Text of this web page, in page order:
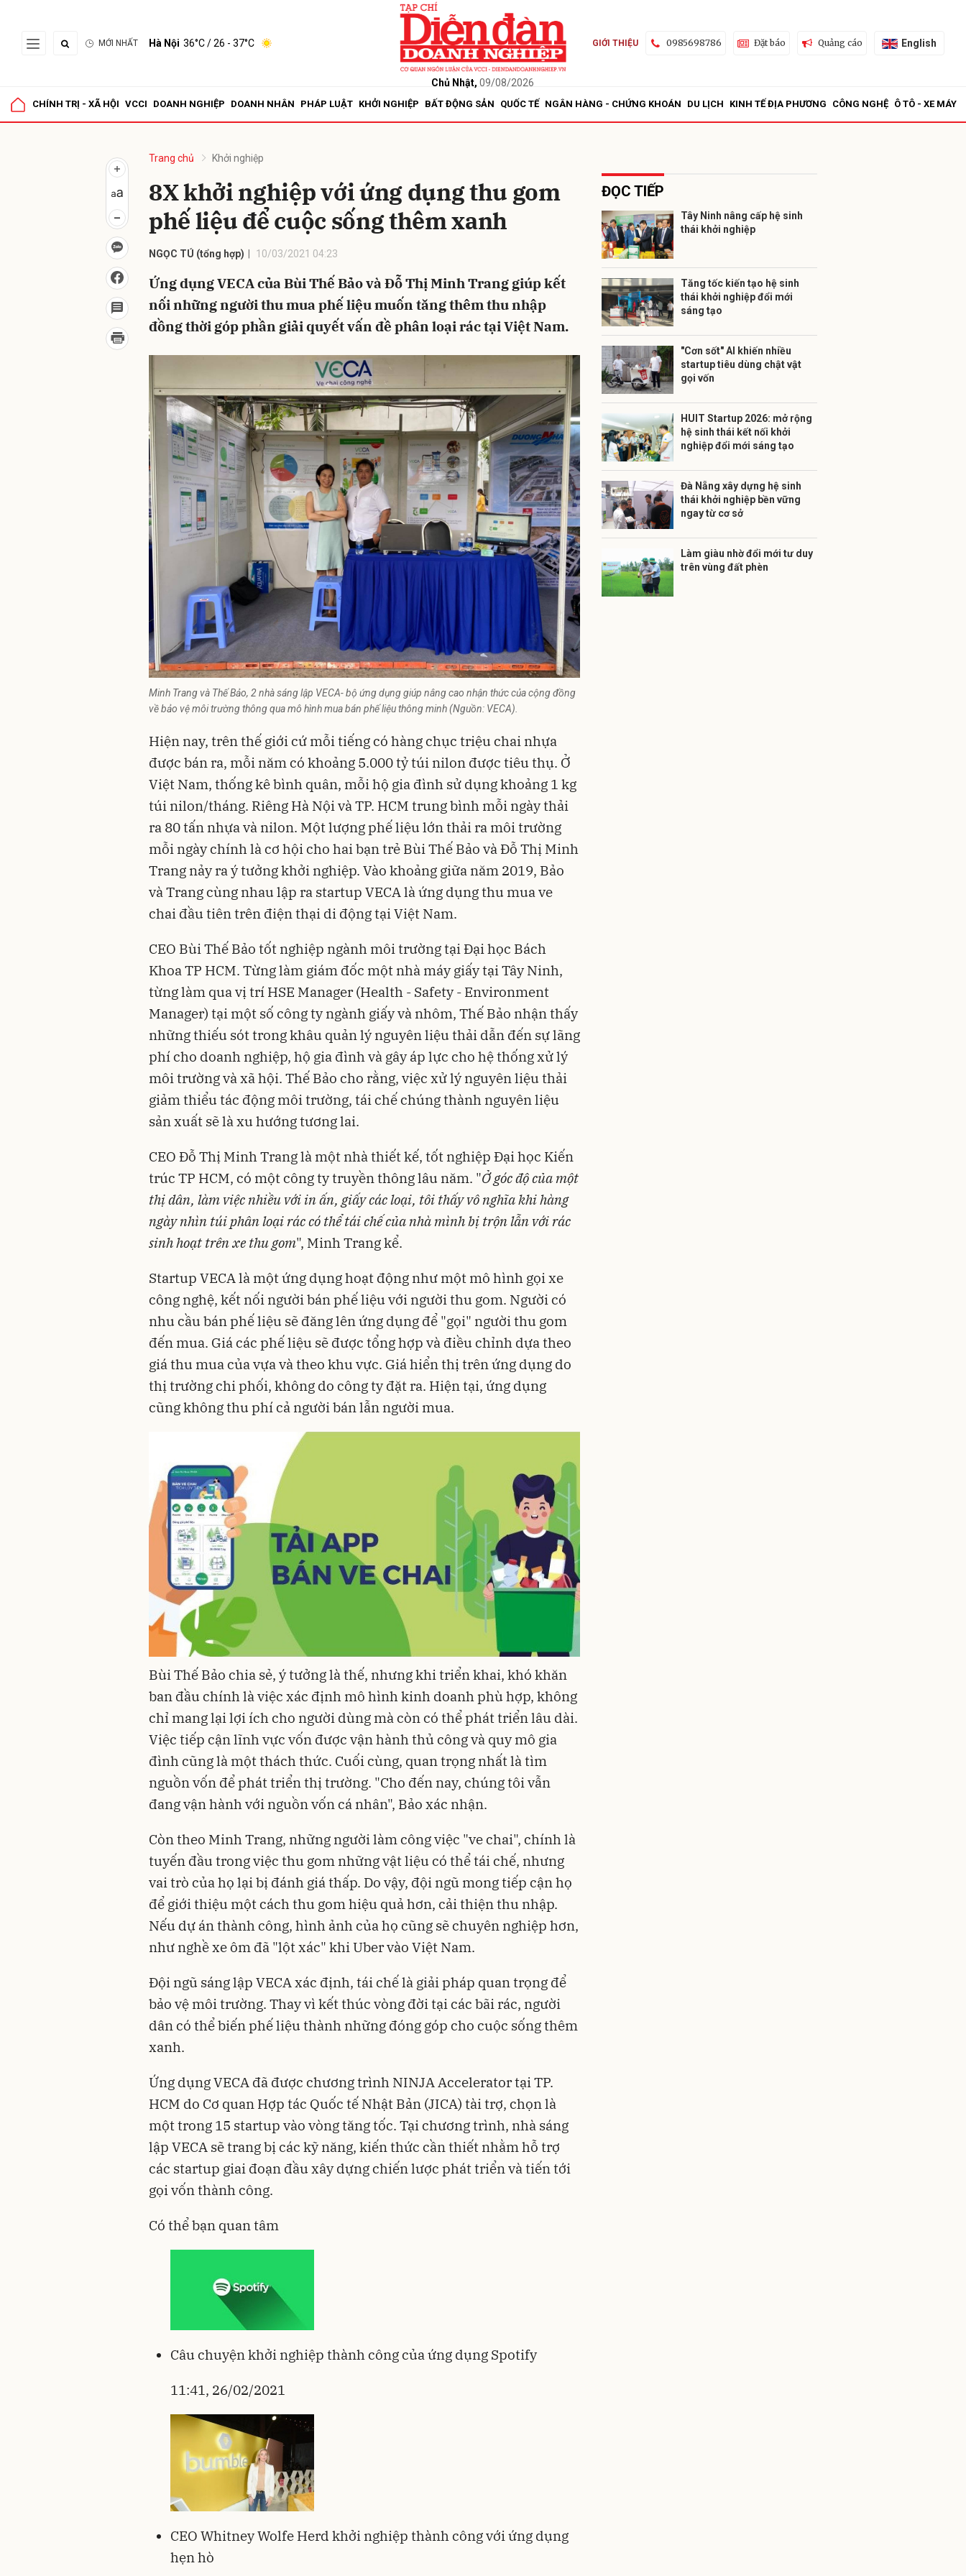
MỚI NHẤT Hà Nội 36°C/ 26 - 37°C
Chủ Nhật, 09/08/2026
GIỚI THIỆU 0985698786 Đặt báo Quảng cáo English
CHÍNH TRỊ - XÃ HỘI VCCI DOANH NGHIỆP DOANH NHÂN PHÁP LUẬT KHỞI NGHIỆP BẤT ĐỘNG SẢN QUỐC TẾ NGÂN HÀNG - CHỨNG KHOÁN DU LỊCH KINH TẾ ĐỊA PHƯƠNG CÔNG NGHỆ Ô TÔ - XE MÁY
Trang chủ Khởi nghiệp
8X khởi nghiệp với ứng dụng thu gom
phế liệu để cuộc sống thêm xanh
NGỌC TÚ (tổng hợp) 10/03/2021 04:23
Ứng dụng VECA của Bùi Thế Bảo và Đỗ Thị Minh Trang giúp kết
nối những người thu mua phế liệu muốn tăng thêm thu nhập
đồng thời góp phần giải quyết vấn đề phân loại rác tại Việt Nam.
Minh Trang và Thế Bảo, 2 nhà sáng lập VECA- bộ ứng dụng giúp nâng cao nhận thức của cộng đồng
về bảo vệ môi trường thông qua mô hình mua bán phế liệu thông minh (Nguồn: VECA).
Hiện nay, trên thế giới cứ mỗi tiếng có hàng chục triệu chai nhựa
được bán ra, mỗi năm có khoảng 5.000 tỷ túi nilon được tiêu thụ. Ở
Việt Nam, thống kê bình quân, mỗi hộ gia đình sử dụng khoảng 1 kg
túi nilon/tháng. Riêng Hà Nội và TP. HCM trung bình mỗi ngày thải
ra 80 tấn nhựa và nilon. Một lượng phế liệu lớn thải ra môi trường
mỗi ngày chính là cơ hội cho hai bạn trẻ Bùi Thế Bảo và Đỗ Thị Minh
Trang nảy ra ý tưởng khởi nghiệp. Vào khoảng giữa năm 2019, Bảo
và Trang cùng nhau lập ra startup VECA là ứng dụng thu mua ve
chai đầu tiên trên điện thại di động tại Việt Nam.
CEO Bùi Thế Bảo tốt nghiệp ngành môi trường tại Đại học Bách
Khoa TP HCM. Từng làm giám đốc một nhà máy giấy tại Tây Ninh,
từng làm qua vị trí HSE Manager (Health - Safety - Environment
Manager) tại một số công ty ngành giấy và nhôm, Thế Bảo nhận thấy
những thiếu sót trong khâu quản lý nguyên liệu thải dẫn đến sự lãng
phí cho doanh nghiệp, hộ gia đình và gây áp lực cho hệ thống xử lý
môi trường và xã hội. Thế Bảo cho rằng, việc xử lý nguyên liệu thải
giảm thiểu tác động môi trường, tái chế chúng thành nguyên liệu
sản xuất sẽ là xu hướng tương lai.
CEO Đỗ Thị Minh Trang là một nhà thiết kế, tốt nghiệp Đại học Kiến
trúc TP HCM, có một công ty truyền thông lâu năm. "Ở góc độ của một
thị dân, làm việc nhiều với in ấn, giấy các loại, tôi thấy vô nghĩa khi hàng
ngày nhìn túi phân loại rác có thể tái chế của nhà mình bị trộn lẫn với rác
sinh hoạt trên xe thu gom", Minh Trang kể.
Startup VECA là một ứng dụng hoạt động như một mô hình gọi xe
công nghệ, kết nối người bán phế liệu với người thu gom. Người có
nhu cầu bán phế liệu sẽ đăng lên ứng dụng để "gọi" người thu gom
đến mua. Giá các phế liệu sẽ được tổng hợp và điều chỉnh dựa theo
giá thu mua của vựa và theo khu vực. Giá hiển thị trên ứng dụng do
thị trường chi phối, không do công ty đặt ra. Hiện tại, ứng dụng
cũng không thu phí cả người bán lẫn người mua.
Bùi Thế Bảo chia sẻ, ý tưởng là thế, nhưng khi triển khai, khó khăn
ban đầu chính là việc xác định mô hình kinh doanh phù hợp, không
chỉ mang lại lợi ích cho người dùng mà còn có thể phát triển lâu dài.
Việc tiếp cận lĩnh vực vốn được vận hành thủ công và quy mô gia
đình cũng là một thách thức. Cuối cùng, quan trọng nhất là tìm
nguồn vốn để phát triển thị trường. "Cho đến nay, chúng tôi vẫn
đang vận hành với nguồn vốn cá nhân", Bảo xác nhận.
Còn theo Minh Trang, những người làm công việc "ve chai", chính là
tuyến đầu trong việc thu gom những vật liệu có thể tái chế, nhưng
vai trò của họ lại bị đánh giá thấp. Do vậy, đội ngũ mong tiếp cận họ
để giới thiệu một cách thu gom hiệu quả hơn, cải thiện thu nhập.
Nếu dự án thành công, hình ảnh của họ cũng sẽ chuyên nghiệp hơn,
như nghề xe ôm đã "lột xác" khi Uber vào Việt Nam.
Đội ngũ sáng lập VECA xác định, tái chế là giải pháp quan trọng để
bảo vệ môi trường. Thay vì kết thúc vòng đời tại các bãi rác, người
dân có thể biến phế liệu thành những đóng góp cho cuộc sống thêm
xanh.
Ứng dụng VECA đã được chương trình NINJA Accelerator tại TP.
HCM do Cơ quan Hợp tác Quốc tế Nhật Bản (JICA) tài trợ, chọn là
một trong 15 startup vào vòng tăng tốc. Tại chương trình, nhà sáng
lập VECA sẽ trang bị các kỹ năng, kiến thức cần thiết nhằm hỗ trợ
các startup giai đoạn đầu xây dựng chiến lược phát triển và tiến tới
gọi vốn thành công.
Có thể bạn quan tâm
Câu chuyện khởi nghiệp thành công của ứng dụng Spotify
11:41, 26/02/2021
CEO Whitney Wolfe Herd khởi nghiệp thành công với ứng dụng
hẹn hò
ĐỌC TIẾP
Tây Ninh nâng cấp hệ sinh
thái khởi nghiệp
Tăng tốc kiến tạo hệ sinh
thái khởi nghiệp đổi mới
sáng tạo
"Cơn sốt" AI khiến nhiều
startup tiêu dùng chật vật
gọi vốn
HUIT Startup 2026: mở rộng
hệ sinh thái kết nối khởi
nghiệp đổi mới sáng tạo
Đà Nẵng xây dựng hệ sinh
thái khởi nghiệp bền vững
ngay từ cơ sở
Làm giàu nhờ đổi mới tư duy
trên vùng đất phèn
Gửi